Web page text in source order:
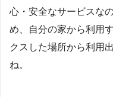
心・安全なサービスな
め、自分の家から利用
クスした場所から利用
ね。